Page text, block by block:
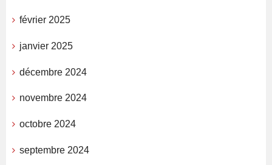
février 2025
janvier 2025
décembre 2024
novembre 2024
octobre 2024
septembre 2024